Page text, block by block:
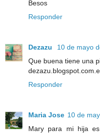
Besos
Responder
Dezazu
10 de mayo
Que buena tiene una
Responder
Maria Jose 10 de
Mary para mi hija